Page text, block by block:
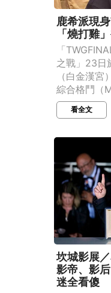
鹿希派現
「燒打雞
「
之戰」23日
（白金漢
綜合格鬥（
看全文
坎城影展
影帝、影
迷全看傻